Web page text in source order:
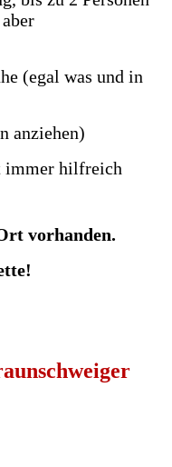
(egal was und in
anziehen)
immer hilfreich
vorhanden.